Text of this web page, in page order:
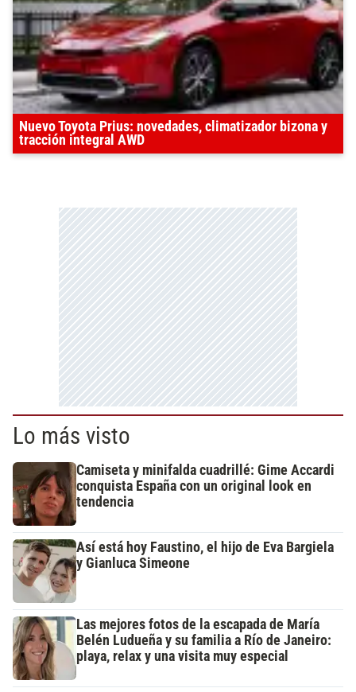
Nuevo Toyota Prius: novedades, climatizador bizona y
tracción integral AWD
Lo más visto
Camiseta y minifalda cuadrillé: Gime Accardi
conquista España con un original look en
tendencia
Así está hoy Faustino, el hijo de Eva Bargiela
y Gianluca Simeone
Las mejores fotos de la escapada de María
Belén Ludueña y su familia a Río de Janeiro:
playa, relax y una visita muy especial